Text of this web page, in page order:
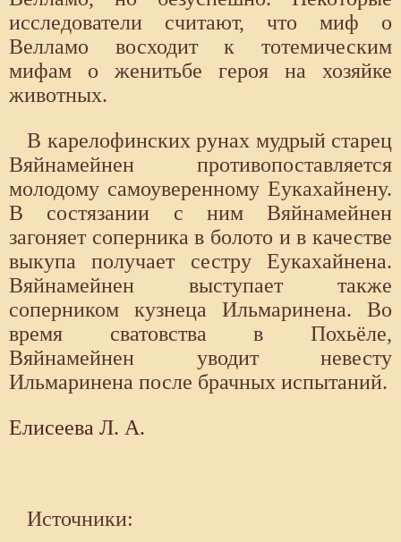
исследователи считают, что миф о
Велламо восходит к тотемическим
мифам о женитьбе героя на хозяйке
животных.
В карелофинских рунах мудрый старец
Вяйнамейнен противопоставляется
молодому самоуверенному Еукахайнену.
В состязании с ним Вяйнамейнен
загоняет соперника в болото и в качестве
выкупа получает сестру Еукахайнена.
Вяйнамейнен выступает также
соперником кузнеца Ильмаринена. Во
время сватовства в Похьёле,
Вяйнамейнен уводит невесту
Ильмаринена после брачных испытаний.
Елисеева Л. А.
Источники: